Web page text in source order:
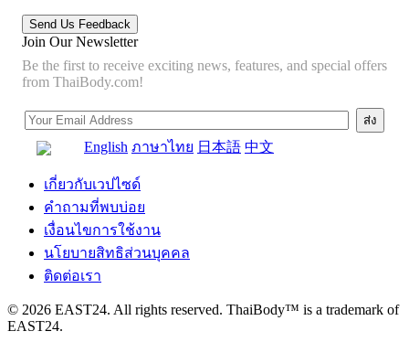
Join Our Newsletter
Be the first to receive exciting news, features, and special offers
from ThaiBody.com!
English ภาษาไทย 日本語 中文
เกี่ยวกับเวปไซด์
คำถามที่พบบ่อย
เงื่อนไขการใช้งาน
นโยบายสิทธิส่วนบุคคล
ติดต่อเรา
© 2026 EAST24. All rights reserved. ThaiBody™ is a trademark of
EAST24.